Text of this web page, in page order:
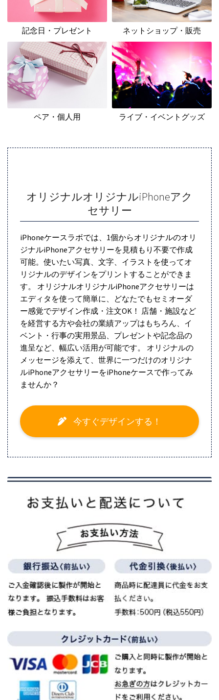
記念日・プレゼント ネットショップ・販売
ペア・個人用 ライブ・イベントグッズ
オリジナルオリジナルiPhoneアク
セサリー
iPhoneケースラボでは、1個からオリジナルのオリ
ジナルiPhoneアクセサリーを見積もり不要で作成
可能。使いたい写真、文字、イラストを使ってオ
リジナルのデザインをプリントすることができま
す。 オリジナルオリジナルiPhoneアクセサリーは
エディタを使って簡単に、どなたでもセミオーダ
ー感覚でデザイン作成・注文OK！ 店舗・施設など
を経営する方や会社の業績アップはもちろん、イ
ベント・行事の実用景品、プレゼントや記念品の
進呈など、幅広い活用が可能です。 オリジナルの
メッセージを添えて、世界に一つだけのオリジナ
ルiPhoneアクセサリーをiPhoneケースで作ってみ
ませんか？
今すぐデザインする！